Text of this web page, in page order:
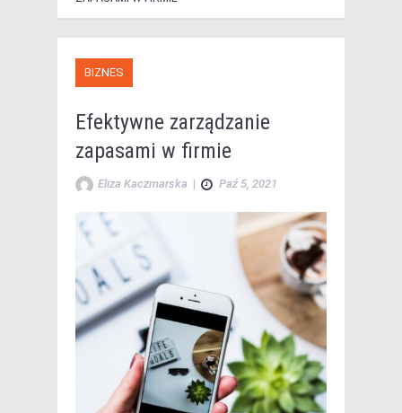
BIZNES
Efektywne zarządzanie
zapasami w firmie
Eliza Kaczmarska | Paź 5, 2021